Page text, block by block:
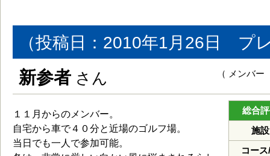
（投稿日：2010年1月26日 プ
新参者 さん （ メンバ
１１月からのメンバー。
自宅から車で４０分と近場のゴルフ場。
当日でも一人で参加可能。
総合
施設
コー